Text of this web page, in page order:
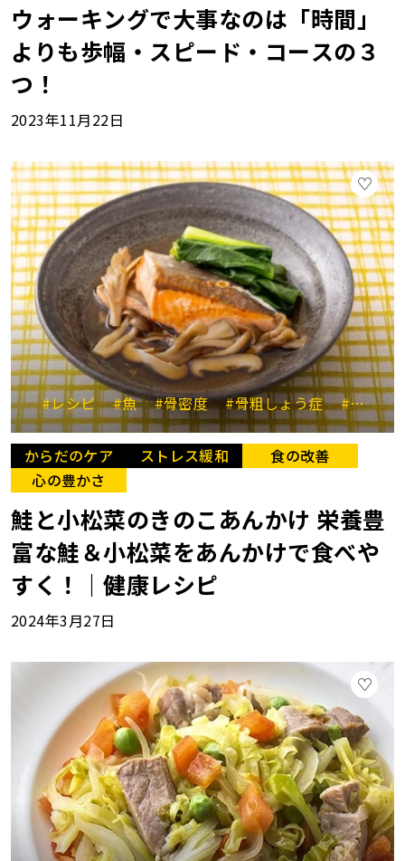
ウォーキングで大事なのは「時間」
よりも歩幅・スピード・コースの３
つ！
2023年11月22日
#レシピ #魚 #骨密度 #骨粗しょう症 #カルシウム
からだのケア ストレス緩和
食の改善
心の豊かさ
鮭と小松菜のきのこあんかけ 栄養豊
富な鮭＆小松菜をあんかけで食べや
すく！｜健康レシピ
2024年3月27日